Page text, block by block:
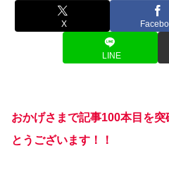
X
LINE
おかげさまで記事100本目を
とうございます！！